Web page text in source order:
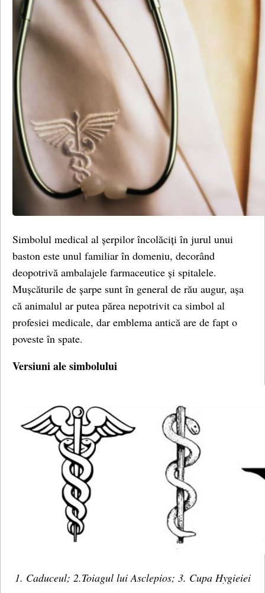
Simbolul medical al șerpilor încolăciți în jurul unui
baston este unul familiar în domeniu, decorând
deopotrivă ambalajele farmaceutice și spitalele.
Mușcăturile de șarpe sunt în general de rău augur, așa
că animalul ar putea părea nepotrivit ca simbol al
profesiei medicale, dar emblema antică are de fapt o
poveste în spate.
Versiuni ale simbolului
1. Caduceul; 2.Toiagul lui Asclepios; 3. Cupa Hygieiei